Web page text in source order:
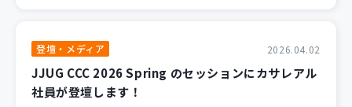
登壇・メディア 2026.04.02
JJUG CCC 2026 Spring のセッションにカサレアル
社員が登壇します！